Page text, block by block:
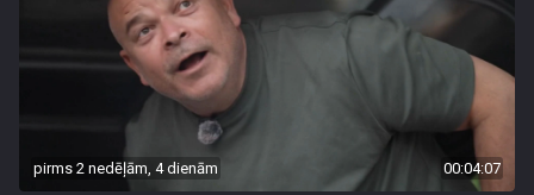
pirms 2 nedēļām, 4 dienām 00:04:07